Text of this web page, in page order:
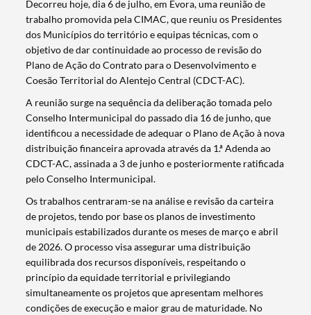
Decorreu hoje, dia 6 de julho, em Évora, uma reunião de
trabalho promovida pela CIMAC, que reuniu os Presidentes
dos Municípios do território e equipas técnicas, com o
objetivo de dar continuidade ao processo de revisão do
Plano de Ação do Contrato para o Desenvolvimento e
Coesão Territorial do Alentejo Central (CDCT-AC).
A reunião surge na sequência da deliberação tomada pelo
Conselho Intermunicipal do passado dia 16 de junho, que
identificou a necessidade de adequar o Plano de Ação à nova
distribuição financeira aprovada através da 1.ª Adenda ao
CDCT-AC, assinada a 3 de junho e posteriormente ratificada
pelo Conselho Intermunicipal.
Os trabalhos centraram-se na análise e revisão da carteira
de projetos, tendo por base os planos de investimento
municipais estabilizados durante os meses de março e abril
de 2026. O processo visa assegurar uma distribuição
equilibrada dos recursos disponíveis, respeitando o
princípio da equidade territorial e privilegiando
simultaneamente os projetos que apresentam melhores
condições de execução e maior grau de maturidade. No